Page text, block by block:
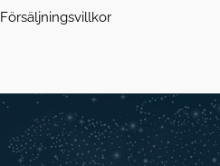
Försäljningsvillkor